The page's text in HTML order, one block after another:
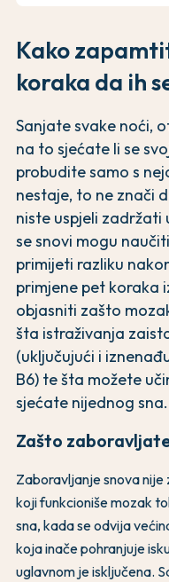
Kako
koraka da ih
Sanjate svake noći,
na to sjećate li se
probudite samo s
nestaje, to ne znači
niste uspjeli zadržati
se snovi mogu
primijeti razliku
primjene pet koraka
objasniti zašto
šta istraživanja
(uključujući i
B6) te šta možete
sjećate nijednog sna.
Zašto
Zaboravljanje snova nije
koji funkcioniše mozak
sna, kada se odvija
koja inače pohranjuje
uglavnom je isključena.